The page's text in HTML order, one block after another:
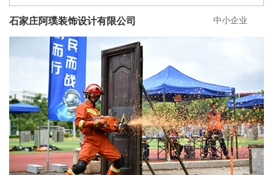
石家庄阿璞装饰设计有限公司 中小企业